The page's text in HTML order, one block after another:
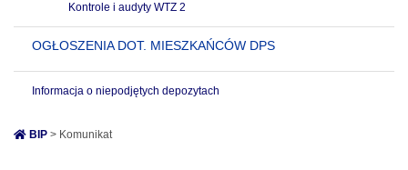
Kontrole i audyty WTZ 2
OGŁOSZENIA DOT. MIESZKAŃCÓW DPS
Informacja o niepodjętych depozytach
BIP > Komunikat